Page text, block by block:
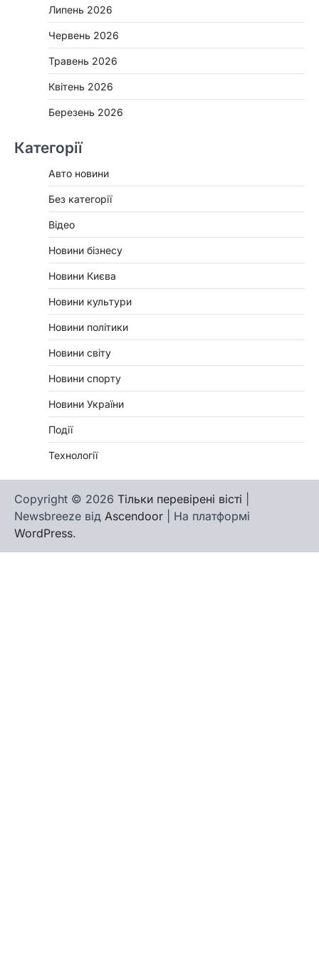
Липень 2026
Червень 2026
Травень 2026
Квітень 2026
Березень 2026
Категорії
Авто новини
Без категорії
Відео
Новини бізнесу
Новини Києва
Новини культури
Новини політики
Новини світу
Новини спорту
Новини України
Події
Технології
Copyright © 2026 Тільки перевірені вісті
Newsbreeze від Ascendoor | На платформі
WordPress.